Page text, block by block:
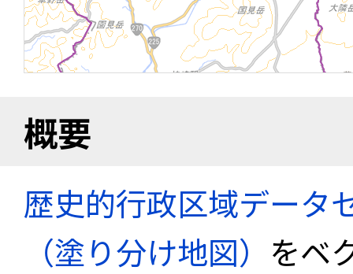
概要
歴史的行政区域データ
（塗り分け地図） をベ